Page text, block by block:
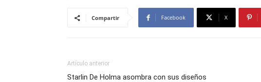
Compartir Facebook X
Artículo anterior
Starlin De Holma asombra con sus diseños